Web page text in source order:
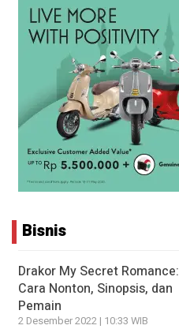
Bisnis
Drakor My Secret Romance:
Cara Nonton, Sinopsis, dan
Pemain
2 Desember 2022 | 10:33 WIB